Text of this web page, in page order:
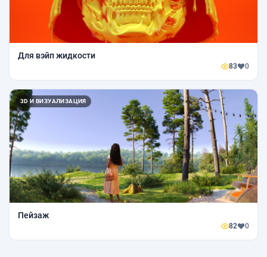
Для вэйп жидкости
83 0
3D И ВИЗУАЛИЗАЦИЯ
Пейзаж
82 0